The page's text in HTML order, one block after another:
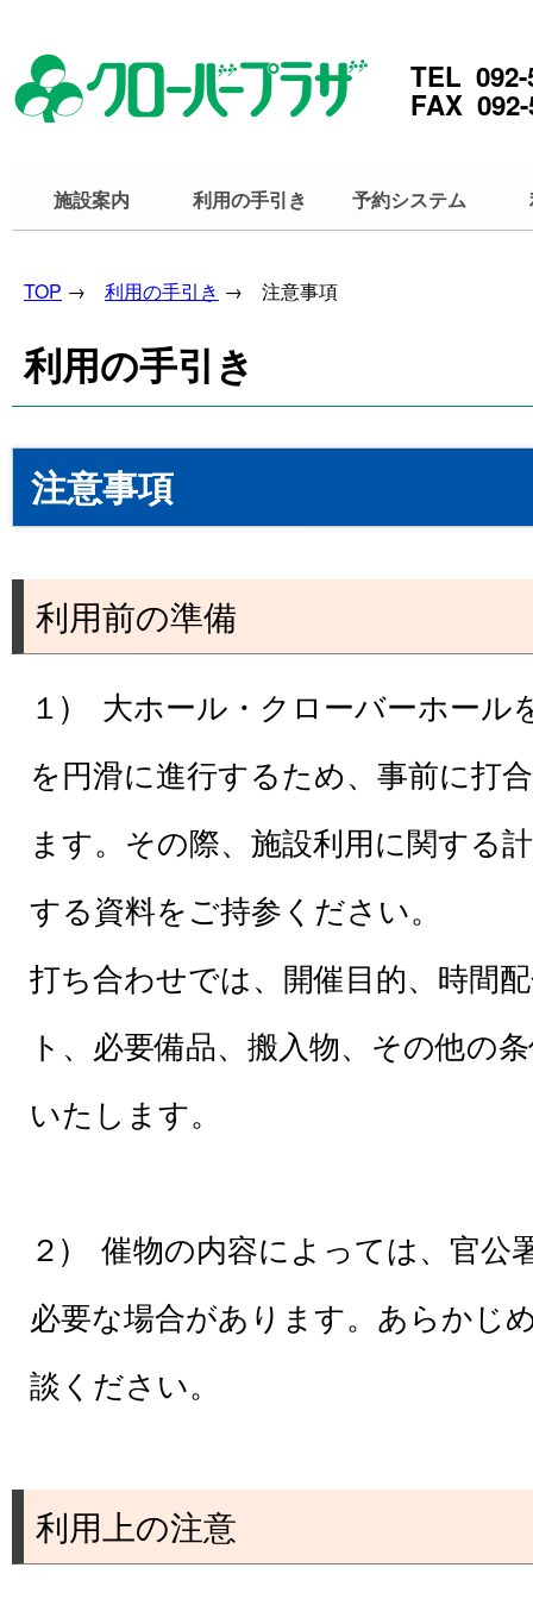
TEL 092-
FAX
施設案内 利用の手引き 予約システム
TOP → 利用の手引き → 注意事項
利用の手引き
注意事項
利用前の準備
１) 大ホール・クローバーホール
を円滑に進行するため、事前に打
ます。その際、施設利用に関する
する資料をご持参ください。
打ち合わせでは、開催目的、時間
ト、必要備品、搬入物、その他の
いたします。
２) 催物の内容によっては、官公
必要な場合があります。あらかじ
談ください。
利用上の注意